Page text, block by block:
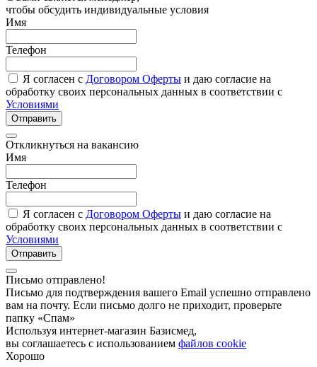
чтобы обсудить индивидуальные условия
Имя
Телефон
Я согласен с Договором Оферты и даю согласие на
обработку своих персональных данных в соответствии с
Условиями
Отправить
Откликнуться на вакансию
Имя
Телефон
Я согласен с Договором Оферты и даю согласие на
обработку своих персональных данных в соответствии с
Условиями
Отправить
Письмо отправлено!
Письмо для подтверждения вашего Email успешно отправлено
вам на почту. Если письмо долго не приходит, проверьте
папку «Спам»
Используя интернет-магазин Базисмед,
вы соглашаетесь с использованием файлов cookie
Хорошо